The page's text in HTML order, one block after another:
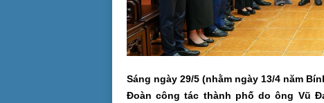
Sáng ngày 29/5 (nhằm ngày 13/4 năm
Đoàn công tác thành phố do ông Vũ